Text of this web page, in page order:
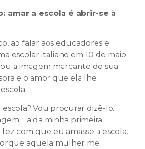
amar a escola é abrir-se à
ao falar aos educadores e
escolar italiano em 10 de maio
a imagem marcante de sua
e o amor que ela lhe
escola? Vou procurar dizê-lo.
a da minha primeira
fez com que eu amasse a escola…
aquela mulher me